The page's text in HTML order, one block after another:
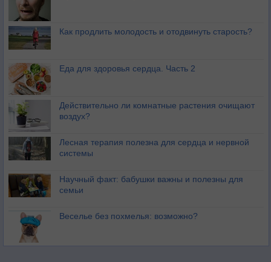
Как продлить молодость и отодвинуть старость?
Еда для здоровья сердца. Часть 2
Действительно ли комнатные растения очищают
воздух?
Лесная терапия полезна для сердца и нервной
системы
Научный факт: бабушки важны и полезны для
семьи
Веселье без похмелья: возможно?